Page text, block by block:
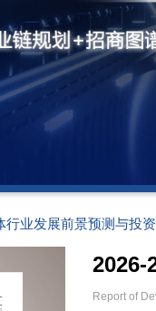
行业发展前景预测与投
2026-
Report of